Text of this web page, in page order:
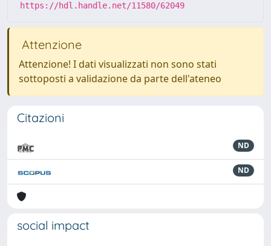
https://hdl.handle.net/11580/62049
Attenzione
Attenzione! I dati visualizzati non sono stati
sottoposti a validazione da parte dell'ateneo
Citazioni
ND
ND
social impact